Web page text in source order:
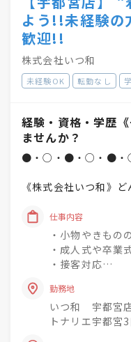
よう!!未経験の
歓迎!!
株式会社いつ和
未経験OK 転勤なし
経験・資格・学歴
ませんか？
●・○・●・○・●
《株式会社いつ和》ど
「一人でも多く、一度
着物着姿を増やして
という理念を掲げて
興味関心を深めながら
社会人として成長で
仕事内容
・小物やきもの
・成人式や卒業
・接客対応
・おでかけ会 /
案内
勤務地
いつ和 宇都宮
トナリエ宇都宮